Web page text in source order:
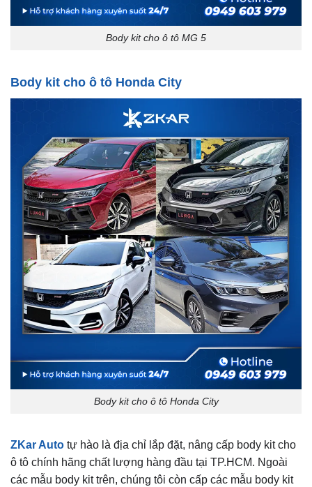
Body kit cho ô tô MG 5
Body kit cho ô tô Honda City
Body kit cho ô tô Honda City
ZKar Auto tự hào là địa chỉ lắp đặt, nâng cấp body kit cho
ô tô chính hãng chất lượng hàng đầu tại TP.HCM. Ngoài
các mẫu body kit trên, chúng tôi còn cấp các mẫu body kit